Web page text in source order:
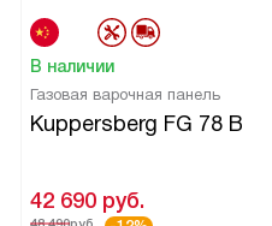
В наличии
Газовая варочная панель
Kuppersberg FG 78 B
42 690 руб.